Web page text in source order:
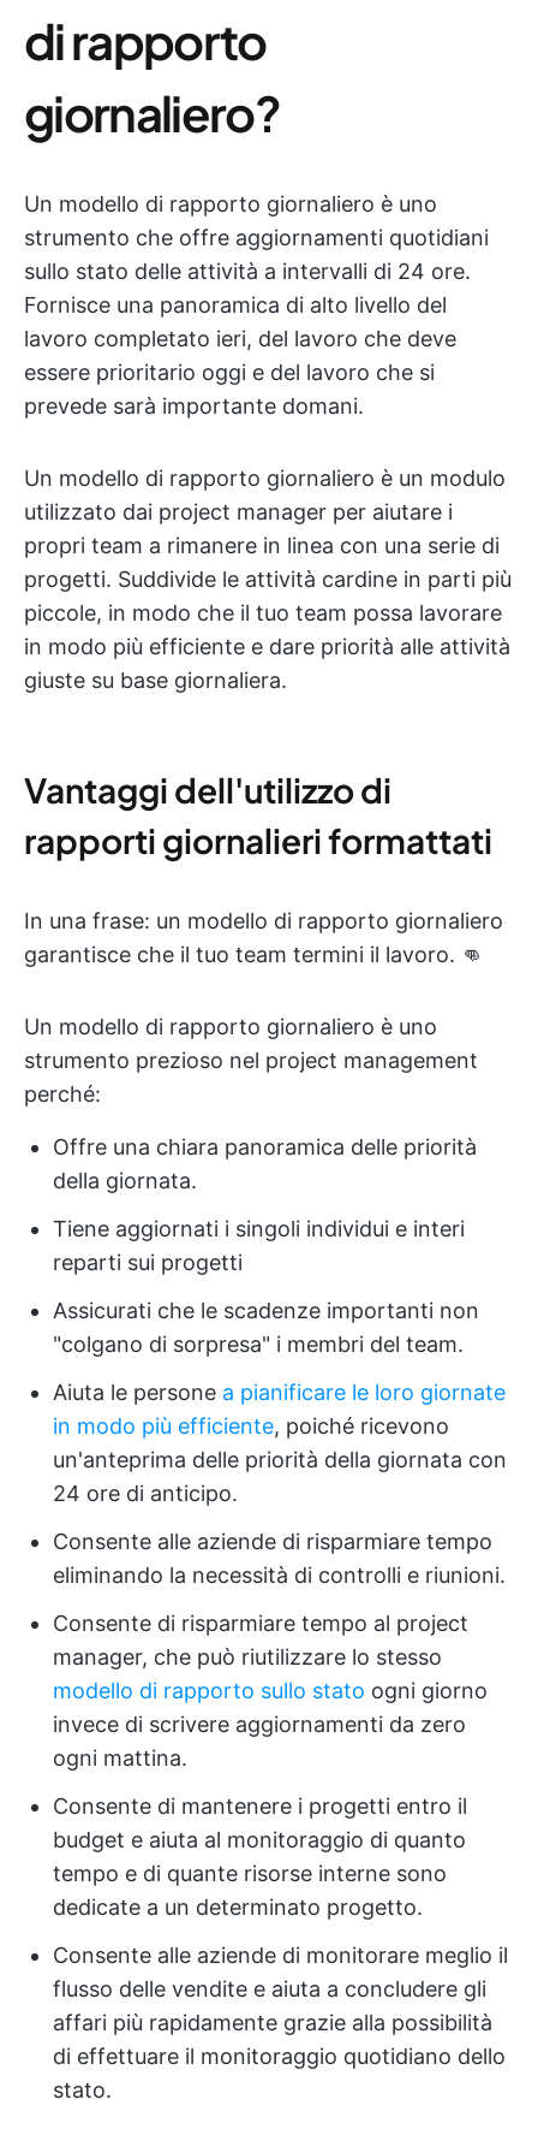
di rapporto
giornaliero?
Un modello di rapporto giornaliero è uno
strumento che offre aggiornamenti quotidiani
sullo stato delle attività a intervalli di 24 ore.
Fornisce una panoramica di alto livello del
lavoro completato ieri, del lavoro che deve
essere prioritario oggi e del lavoro che si
prevede sarà importante domani.
Un modello di rapporto giornaliero è un modulo
utilizzato dai project manager per aiutare i
propri team a rimanere in linea con una serie di
progetti. Suddivide le attività cardine in parti più
piccole, in modo che il tuo team possa lavorare
in modo più efficiente e dare priorità alle attività
giuste su base giornaliera.
Vantaggi dell'utilizzo di
rapporti giornalieri formattati
In una frase: un modello di rapporto giornaliero
garantisce che il tuo team termini il lavoro. 👊
Un modello di rapporto giornaliero è uno
strumento prezioso nel project management
perché:
Offre una chiara panoramica delle priorità
della giornata.
Tiene aggiornati i singoli individui e interi
reparti sui progetti
Assicurati che le scadenze importanti non
"colgano di sorpresa" i membri del team.
Aiuta le persone a pianificare le loro giornate
in modo più efficiente, poiché ricevono
un'anteprima delle priorità della giornata con
24 ore di anticipo.
Consente alle aziende di risparmiare tempo
eliminando la necessità di controlli e riunioni.
Consente di risparmiare tempo al project
manager, che può riutilizzare lo stesso
modello di rapporto sullo stato ogni giorno
invece di scrivere aggiornamenti da zero
ogni mattina.
Consente di mantenere i progetti entro il
budget e aiuta al monitoraggio di quanto
tempo e di quante risorse interne sono
dedicate a un determinato progetto.
Consente alle aziende di monitorare meglio il
flusso delle vendite e aiuta a concludere gli
affari più rapidamente grazie alla possibilità
di effettuare il monitoraggio quotidiano dello
stato.